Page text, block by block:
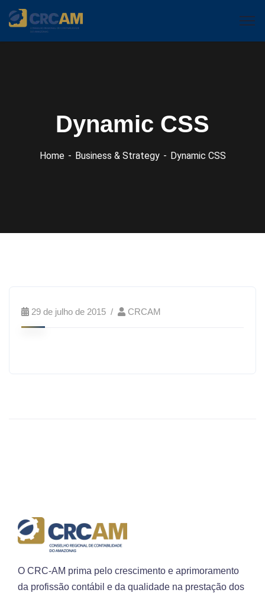
Dynamic CSS
Home Business & Strategy Dynamic CSS
29 de julho de 2015 CRCAM
O CRC-AM prima pelo crescimento e aprimoramento
da profissão contábil e da qualidade na prestação dos